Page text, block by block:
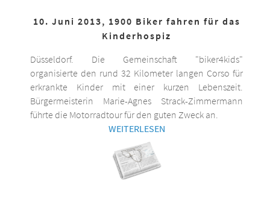
10. Juni 2013, 1900 Biker fahren für das
Kinderhospiz
Düsseldorf. Die Gemeinschaft "biker4kids"
organisierte den rund 32 Kilometer langen Corso für
erkrankte Kinder mit einer kurzen Lebenszeit.
Bürgermeisterin Marie-Agnes Strack-Zimmermann
führte die Motorradtour für den guten Zweck an.
WEITERLESEN